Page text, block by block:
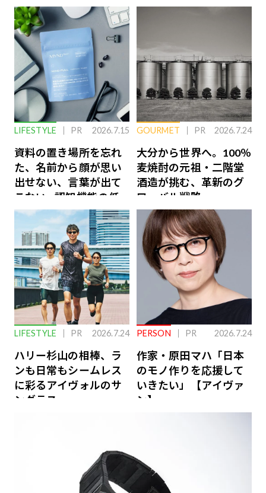
LIFESTYLE PR 2026.7.15
資料の置き場所を忘れ
た、名前から顔が思い
出せない、言葉が出て
こない…認知機能の低
下を救う、脳のインナ
ーケアとは
GOURMET PR 2026.7.24
大分から世界へ。100％
麦焼酎の元祖・二階堂
酒造が挑む、革新のグ
ローバル戦略
LIFESTYLE PR 2026.7.24
ハリー杉山の相棒、ラ
ンも日常もシームレス
に彩るアイヴォルのサ
ングラス
PERSON PR 2026.7.24
作家・原田マハ「日本
のモノ作りを応援して
いきたい」【アイヴァ
ン】